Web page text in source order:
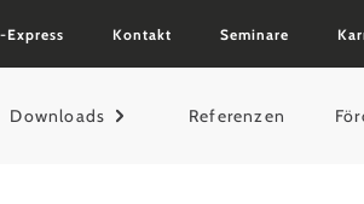
Express Kontakt Seminare
Downloads Referenzen